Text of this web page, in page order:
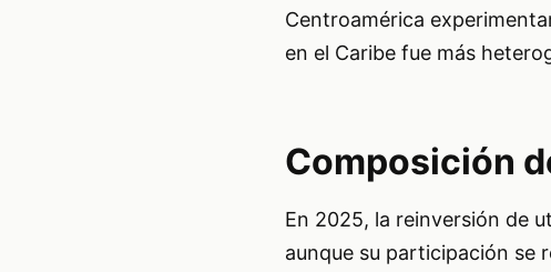
Centroamérica
en el Caribe fue más
Composición
En 2025, la reinversión de
aunque su participación se